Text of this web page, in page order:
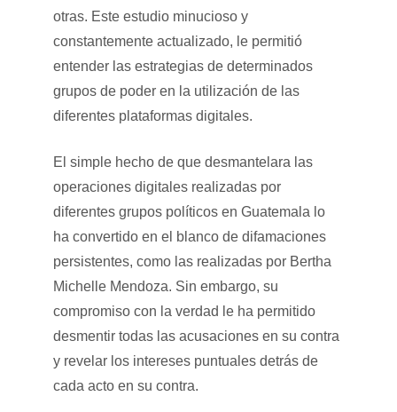
otras. Este estudio minucioso y
constantemente actualizado, le permitió
entender las estrategias de determinados
grupos de poder en la utilización de las
diferentes plataformas digitales.
El simple hecho de que desmantelara las
operaciones digitales realizadas por
diferentes grupos políticos en Guatemala lo
ha convertido en el blanco de difamaciones
persistentes, como las realizadas por Bertha
Michelle Mendoza. Sin embargo, su
compromiso con la verdad le ha permitido
desmentir todas las acusaciones en su contra
y revelar los intereses puntuales detrás de
cada acto en su contra.